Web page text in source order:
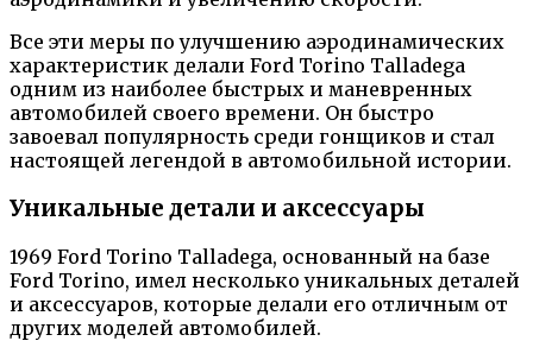
Все эти меры по улучшению аэродинамических
характеристик делали Ford Torino Talladega
одним из наиболее быстрых и маневренных
автомобилей своего времени. Он быстро
завоевал популярность среди гонщиков и стал
настоящей легендой в автомобильной истории.
Уникальные детали и аксессуары
1969 Ford Torino Talladega, основанный на базе
Ford Torino, имел несколько уникальных деталей
и аксессуаров, которые делали его отличным от
других моделей автомобилей.